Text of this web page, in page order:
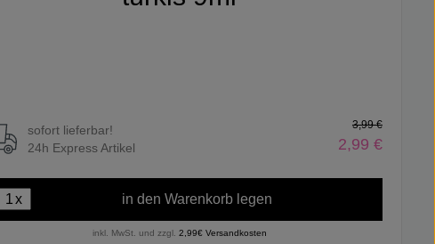
sofort lieferbar!
24h Express Artikel
2,99 €
3,99 €
x in den Warenkorb legen
inkl. MwSt. und zzgl. 2,99€ Versandkosten